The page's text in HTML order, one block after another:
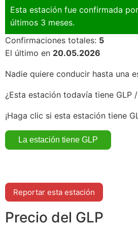
Esta estación fue confirmada
últimos 3 meses.
Confirmaciones totales: 5
El último en 20.05.2026
Nadie quiere conducir hasta una
¿Esta estación todavía tiene GLP
¡Haga clic si esta estación tiene
Reportar esta estación
Precio del GLP